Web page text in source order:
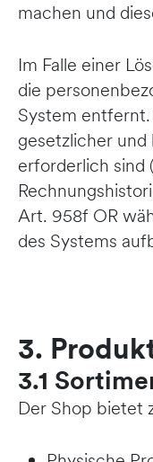
machen und
Im Falle einer
die
System
gesetzlicher
erforderlich sind
Art. 958f OR
des Systems
3.
3.1
Der Shop bietet